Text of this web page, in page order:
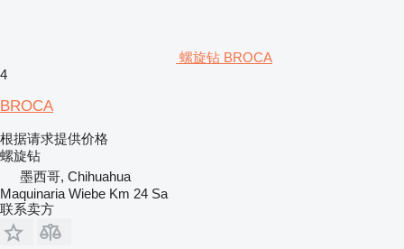
螺旋钻 BROCA
4
BROCA
根据请求提供价格
螺旋钻
墨西哥, Chihuahua
Maquinaria Wiebe Km 24 Sa
联系卖方